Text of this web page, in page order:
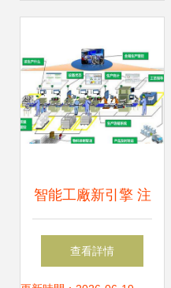
例
智能工廠新引擎 注
塑中央供料系統如
查看詳情